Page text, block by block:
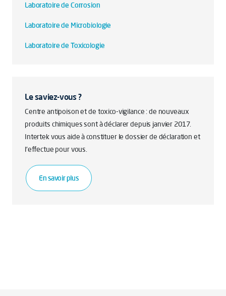
Laboratoire de Corrosion
Laboratoire de Microbiologie
Laboratoire de Toxicologie
Le saviez-vous ?
Centre antipoison et de toxico-vigilance : de nouveaux
produits chimiques sont à déclarer depuis janvier 2017.
Intertek vous aide à constituer le dossier de déclaration et
l'effectue pour vous.
En savoir plus